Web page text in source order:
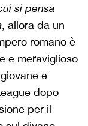
si pensa
, allora da un
romano è
e meraviglioso
e
dopo
per il